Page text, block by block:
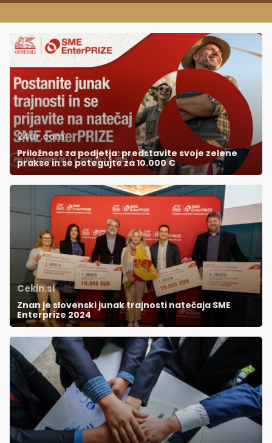
24ur.com
Priložnost za podjetja: predstavite svoje zelene
prakse in se potegujte za 10.000 €
Cekin.si
Znan je slovenski junak trajnosti natečaja SME
Enterprize 2024